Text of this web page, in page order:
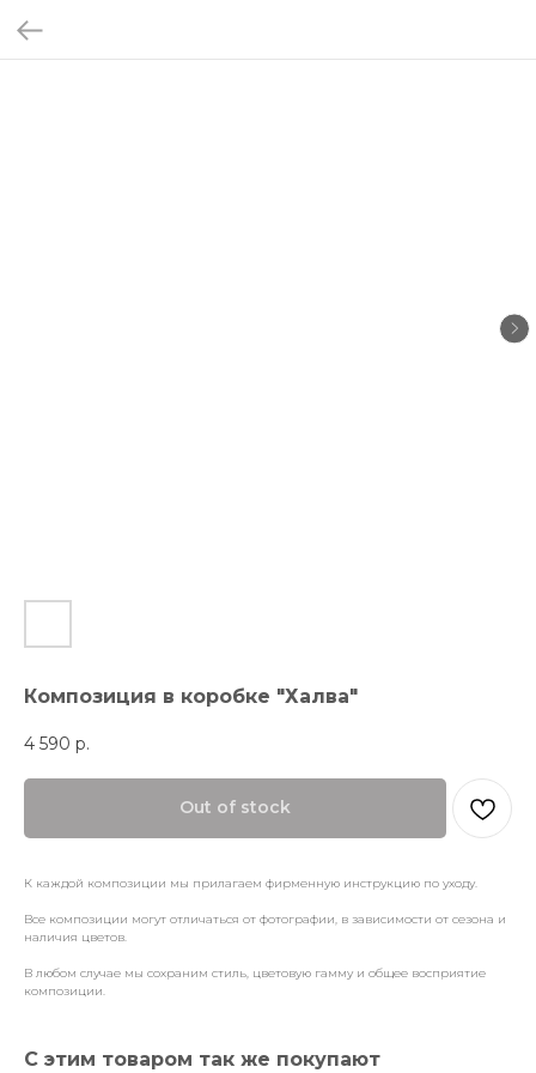
Композиция в коробке "Халва"
4 590 р.
Out of stock
К каждой композиции мы прилагаем фирменную инструкцию по уходу.
Все композиции могут отличаться от фотографии, в зависимости от сезона и
наличия цветов.
В любом случае мы сохраним стиль, цветовую гамму и общее восприятие
композиции.
С этим товаром так же покупают